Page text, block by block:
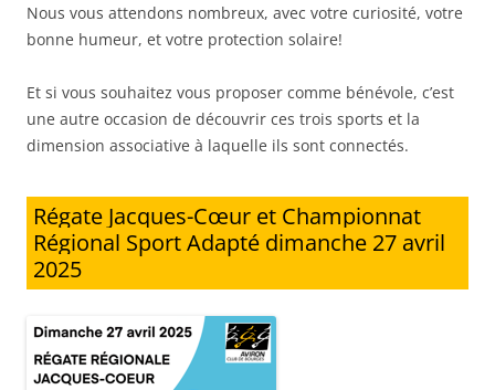
Nous vous attendons nombreux, avec votre curiosité, votre
bonne humeur, et votre protection solaire!
Et si vous souhaitez vous proposer comme bénévole, c’est
une autre occasion de découvrir ces trois sports et la
dimension associative à laquelle ils sont connectés.
Régate Jacques-Cœur et Championnat
Régional Sport Adapté dimanche 27 avril
2025